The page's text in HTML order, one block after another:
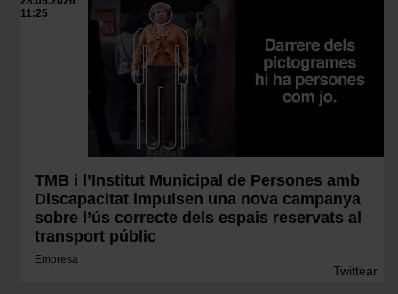
11:25
TMB i l’Institut Municipal de Persones amb
Discapacitat impulsen una nova campanya
sobre l’ús correcte dels espais reservats al
transport públic
Empresa
Twittear